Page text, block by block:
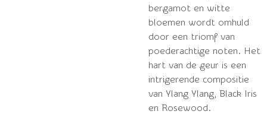
bergamot en witte
bloemen wordt omhuld
door een triomf van
poederachtige noten. Het
hart van de geur is een
intrigerende compositie
van Ylang Ylang, Black Iris
en Rosewood.